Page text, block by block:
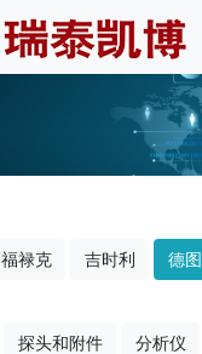
福禄克 吉时利 德图
探头和附件 分析仪